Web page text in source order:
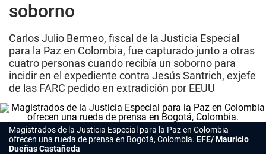
soborno
Carlos Julio Bermeo, fiscal de la Justicia Especial
para la Paz en Colombia, fue capturado junto a otras
cuatro personas cuando recibía un soborno para
incidir en el expediente contra Jesús Santrich, exjefe
de las FARC pedido en extradición por EEUU
Magistrados de la Justicia Especial para la Paz en Colombia
ofrecen una rueda de prensa en Bogotá, Colombia. EFE/ Mauricio
Dueñas Castañeda